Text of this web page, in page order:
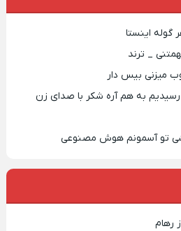
گوله اینستا
_ ترند
میزنی بیس دار
به هم آره شکر با صدای زن
تو آسمونم هوش مصنوعی
رهام